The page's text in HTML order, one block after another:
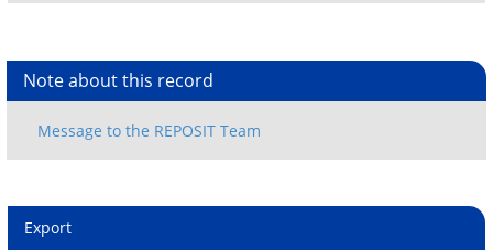
Note about this record
Export